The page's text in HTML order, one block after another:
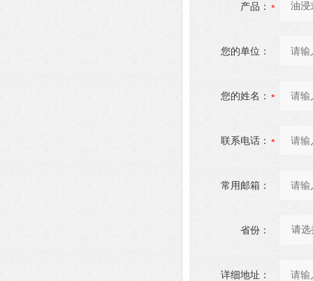
产品：
您的单位：
您的姓名：
联系电话：
常用邮箱：
省份：
详细地址：